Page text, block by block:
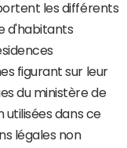
les différents
d'habitants
figurant sur leur
du ministère de
utilisées dans ce
légales non